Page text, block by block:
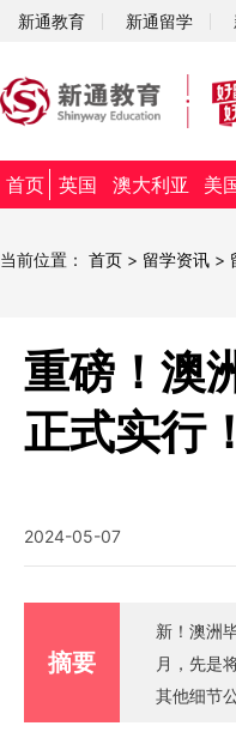
新通教育 新通留学
首页 英国 澳大利亚 美
当前位置： 首页 > 留学资讯 >
重磅！澳
正式实行！
2024-05-07
摘要
新！澳洲毕业生工签485签
月，先是将英文
其他细节公布于众，